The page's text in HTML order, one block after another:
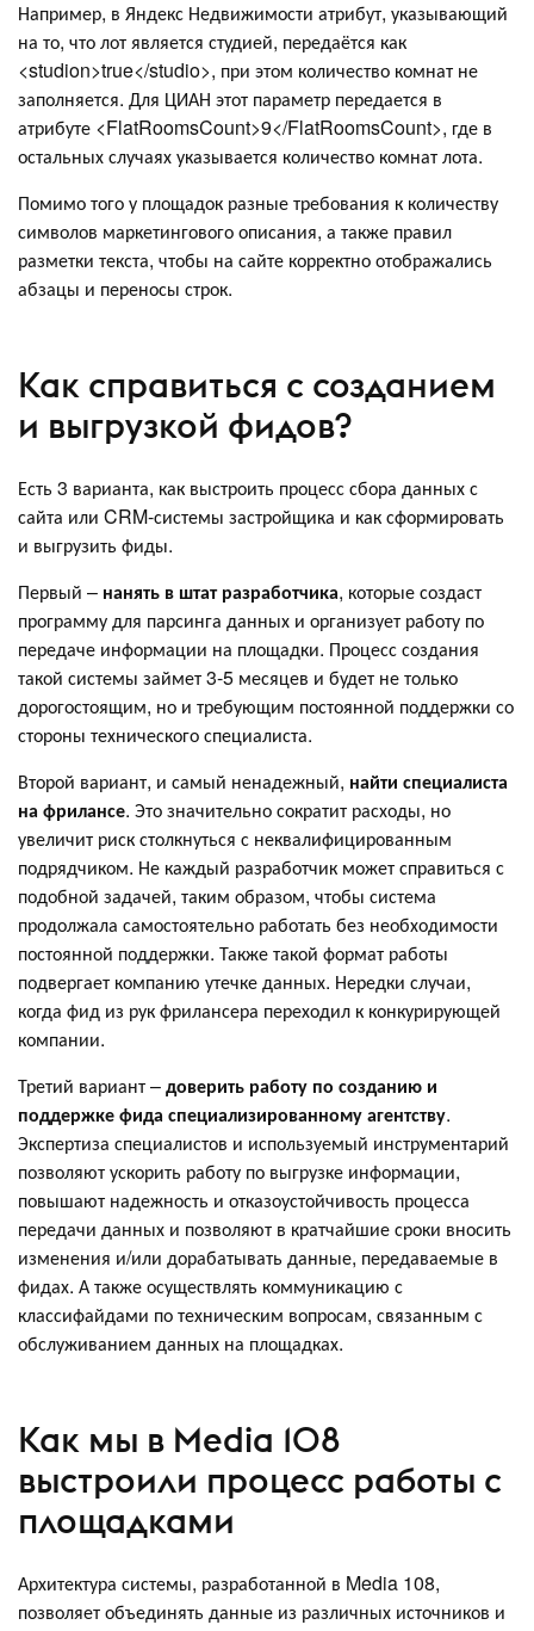
Например, в Яндекс Недвижимости атрибут, указывающий
на то, что лот является студией, передаётся как
<studion>true</studio>, при этом количество комнат не
заполняется. Для ЦИАН этот параметр передается в
атрибуте <FlatRoomsCount>9</FlatRoomsCount>, где в
остальных случаях указывается количество комнат лота.
Помимо того у площадок разные требования к количеству
символов маркетингового описания, а также правил
разметки текста, чтобы на сайте корректно отображались
абзацы и переносы строк.
Как справиться с созданием
и выгрузкой фидов?
Есть 3 варианта, как выстроить процесс сбора данных с
сайта или CRM-системы застройщика и как сформировать
и выгрузить фиды.
Первый – нанять в штат разработчика, которые создаст
программу для парсинга данных и организует работу по
передаче информации на площадки. Процесс создания
такой системы займет 3-5 месяцев и будет не только
дорогостоящим, но и требующим постоянной поддержки со
стороны технического специалиста.
Второй вариант, и самый ненадежный, найти специалиста
на фрилансе. Это значительно сократит расходы, но
увеличит риск столкнуться с неквалифицированным
подрядчиком. Не каждый разработчик может справиться с
подобной задачей, таким образом, чтобы система
продолжала самостоятельно работать без необходимости
постоянной поддержки. Также такой формат работы
подвергает компанию утечке данных. Нередки случаи,
когда фид из рук фрилансера переходил к конкурирующей
компании.
Третий вариант –доверить работу по созданию и
поддержке фида специализированному агентству.
Экспертиза специалистов и используемый инструментарий
позволяют ускорить работу по выгрузке информации,
повышают надежность и отказоустойчивость процесса
передачи данных и позволяют в кратчайшие сроки вносить
изменения и/или дорабатывать данные, передаваемые в
фидах. А также осуществлять коммуникацию с
классифайдами по техническим вопросам, связанным с
обслуживанием данных на площадках.
Как мы в Media 108
выстроили процесс работы с
площадками
Архитектура системы, разработанной в Media 108,
позволяет объединять данные из различных источников и